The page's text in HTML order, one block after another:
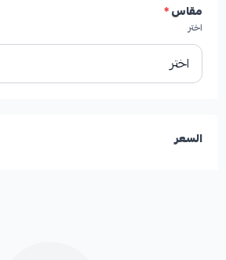
مقاس*
اختر
السعر